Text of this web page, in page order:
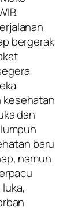
bergerak
kesehatan
dan
baru
namun